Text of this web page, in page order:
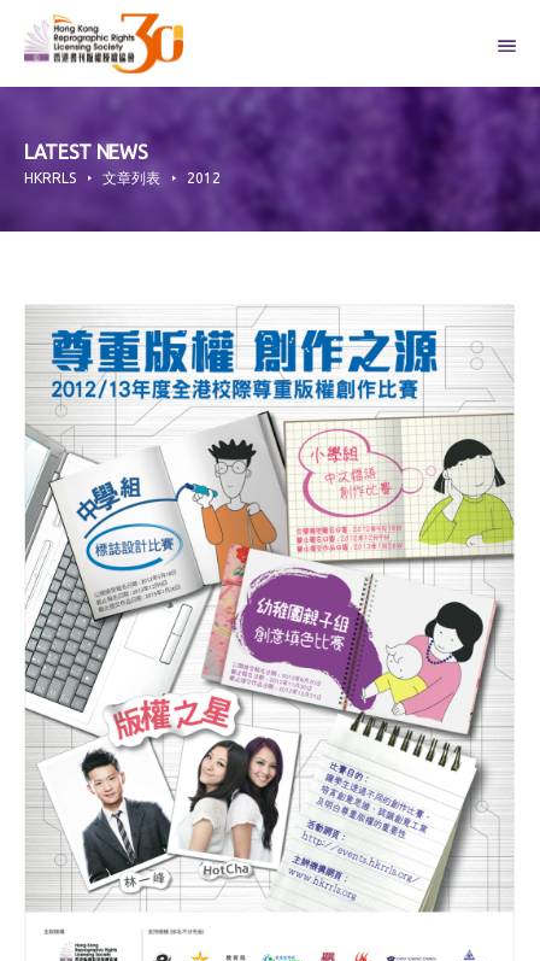
content
LATEST NEWS
HKRRLS 文章列表 2012